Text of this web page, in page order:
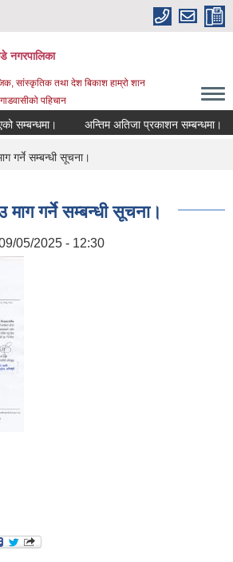
नगरपालिका
सांस्कृतिक तथा देश बिकाश हाम्रो शान
पहिचान
अन्तिम अतिजा प्रकाशन सम्बन्धमा।
गर्ने सम्बन्धी सूचना।
माग गर्ने सम्बन्धी सूचना।
05/2025 - 12:30